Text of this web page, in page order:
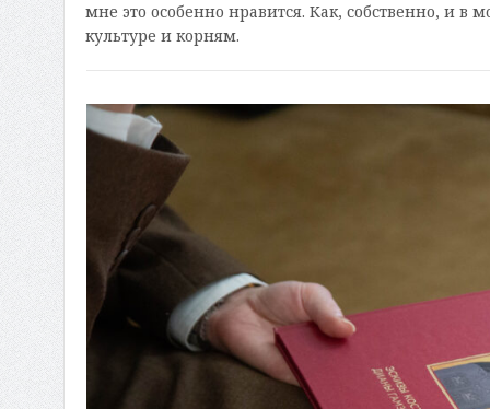
мне это особенно нравится. Как, собственно, и в
культуре и корням.